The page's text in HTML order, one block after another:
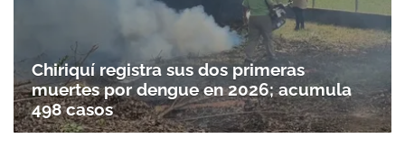
Gracias por suscribirte a nuestro boletín.
Chiriquí registra sus dos primeras
muertes por dengue en 2026; acumula
498 casos